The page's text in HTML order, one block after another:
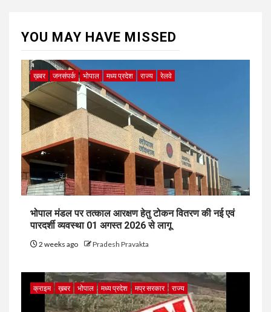
YOU MAY HAVE MISSED
ख़बर जनसंपर्क भोपाल मध्य प्रदेश राज्य रेलवे
भोपाल मंडल पर तत्काल आरक्षण हेतु टोकन वितरण की नई एवं
पारदर्शी व्यवस्था 01 अगस्त 2026 से लागू
2 weeks ago Pradesh Pravakta
क्राइम ख़बर भोपाल मध्य प्रदेश मप्र सरकार राज्य